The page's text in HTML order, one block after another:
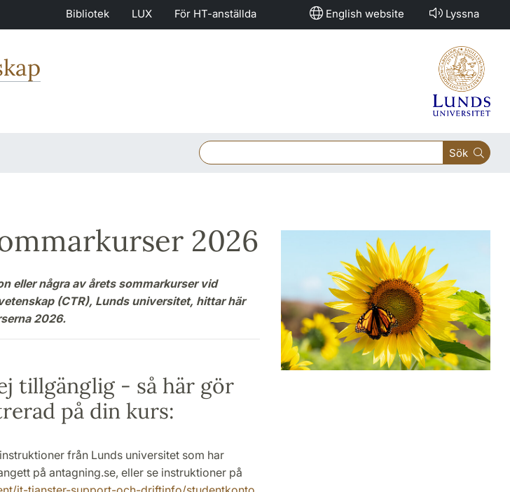
Bibliotek LUX För HT-anställda English website Lyssna
Sök
2026
eller några av årets sommarkurser vid
(CTR), Lunds universitet, hittar här
2026.
tillgänglig - så här gör
på din kurs:
från Lunds universitet som har
på antagning.se, eller se instruktioner på